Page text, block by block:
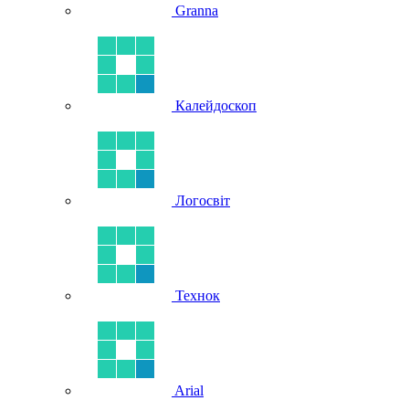
Granna
Калейдоскоп
Логосвіт
Технок
Arial